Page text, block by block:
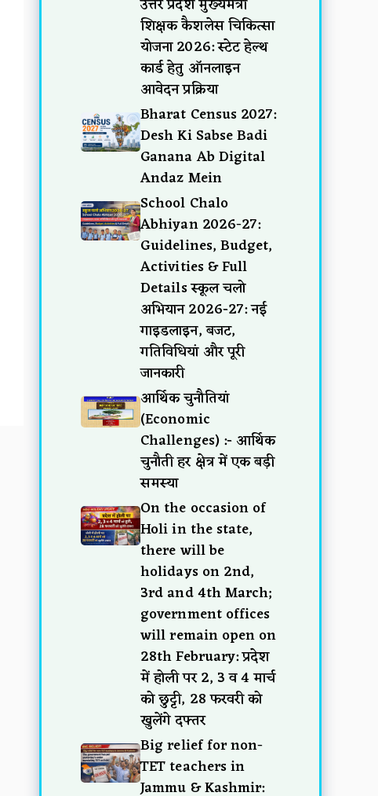
शिक्षक कैशलेस चिकित्सा
योजना 2026: स्टेट हेल्थ
कार्ड हेतु ऑनलाइन
आवेदन प्रक्रिया
Bharat Census 2027:
Desh Ki Sabse Badi
Ganana Ab Digital
Andaz Mein
School Chalo
Abhiyan 2026-27:
Guidelines, Budget,
Activities & Full
Details स्कूल चलो
अभियान 2026-27: नई
गाइडलाइन, बजट,
गतिविधियां और पूरी
जानकारी
आर्थिक चुनौतियां
(Economic
Challenges) :- आर्थिक
चुनौती हर क्षेत्र में एक बड़ी
समस्या
On the occasion of
Holi in the state,
there will be
holidays on 2nd,
3rd and 4th March;
government offices
will remain open on
28th February: प्रदेश
में होली पर 2, 3 व 4 मार्च
को छुट्टी, 28 फरवरी को
खुलेंगे दफ्तर
Big relief for non-
TET teachers in
Jammu & Kashmir: